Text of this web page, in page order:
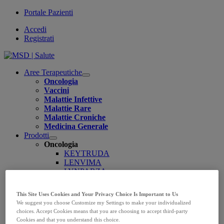
Portale Pazienti
Accedi
Registrati
Aree Terapeutiche
Open
Oncologia
Vaccini
Malattie Infettive
Malattie Rare
Malattie Croniche
Medicina Generale
Prodotti
Open
submenu
Oncologia
KEYTRUDA
LENVIMA
LYNPARZA
GARDASIL 9
PNEUMOVAX
PROQUAD
This Site Uses Cookies and Your Privacy Choice Is Important to Us
We suggest you choose Customize my Settings to make your individualized
choices. Accept Cookies means that you are choosing to accept third-party
Cookies and that you understand this choice.